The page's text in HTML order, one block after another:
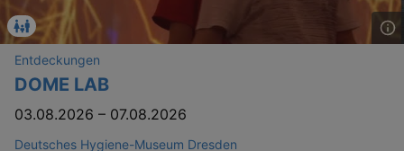
Entdeckungen
DOME LAB
03.08.2026 – 07.08.2026
Deutsches Hygiene-Museum Dresden